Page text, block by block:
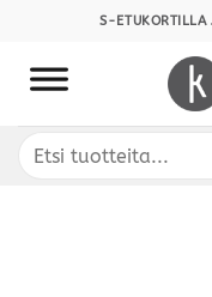
content
S-ETUKORTILLA
Etsi: